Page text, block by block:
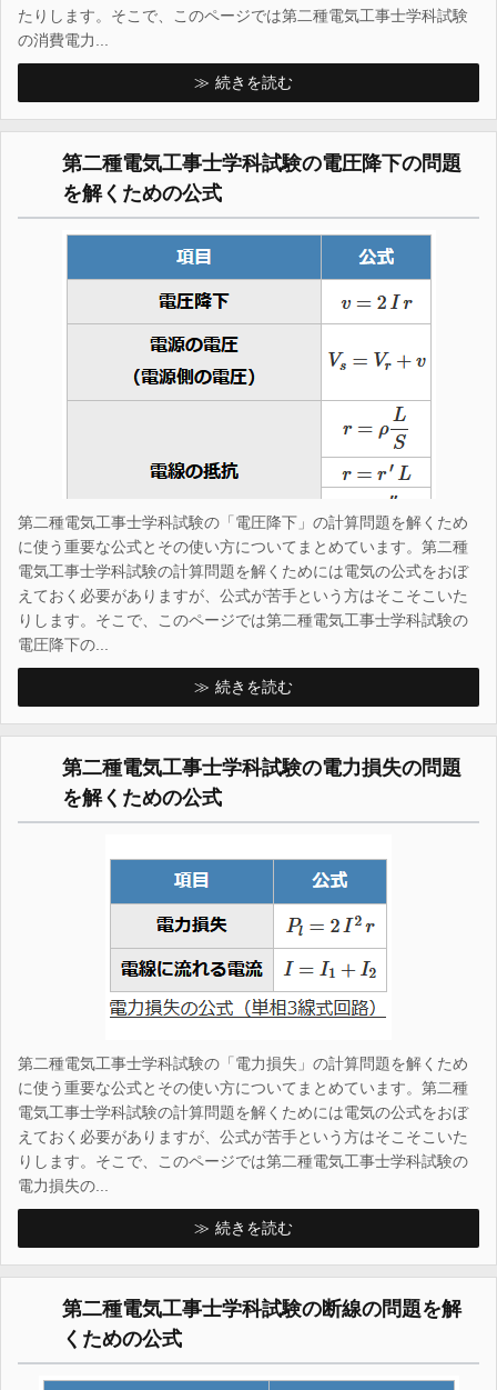
たりします。そこで、このページでは第二種電気工事士学科試験
の消費電力...
続きを読む
第二種電気工事士学科試験の電圧降下の問題
を解くための公式
第二種電気工事士学科試験の「電圧降下」の計算問題を解くため
に使う重要な公式とその使い方についてまとめています。第二種
電気工事士学科試験の計算問題を解くためには電気の公式をおぼ
えておく必要がありますが、公式が苦手という方はそこそこいた
りします。そこで、このページでは第二種電気工事士学科試験の
電圧降下の...
続きを読む
第二種電気工事士学科試験の電力損失の問題
を解くための公式
第二種電気工事士学科試験の「電力損失」の計算問題を解くため
に使う重要な公式とその使い方についてまとめています。第二種
電気工事士学科試験の計算問題を解くためには電気の公式をおぼ
えておく必要がありますが、公式が苦手という方はそこそこいた
りします。そこで、このページでは第二種電気工事士学科試験の
電力損失の...
続きを読む
第二種電気工事士学科試験の断線の問題を解
くための公式